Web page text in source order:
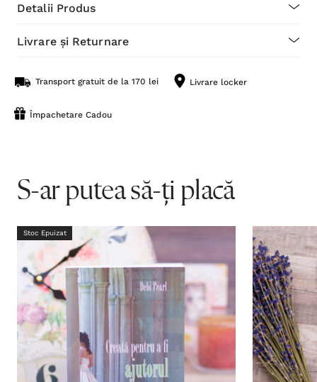
Detalii Produs
Livrare și Returnare
Transport gratuit de la 170 lei Livrare locker
Împachetare Cadou
S-ar putea să-ți placă
Stoc Epuizat